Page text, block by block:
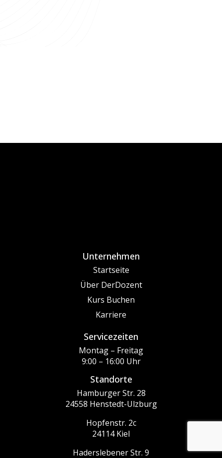
Unternehmen
Startseite
Über DerDozent
Kurs Buchen
Karriere
Servicezeiten
Montag – Freitag
9:00 – 16:00 Uhr
Standorte
Hamburger Str. 28
24558 Henstedt-Ulzburg
Hopfenstr. 2c
24114 Kiel
Haderslebener Str. 9